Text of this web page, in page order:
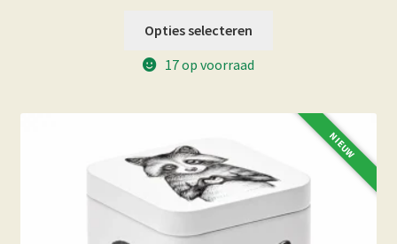
Opties selecteren
17 op voorraad
NIEUW